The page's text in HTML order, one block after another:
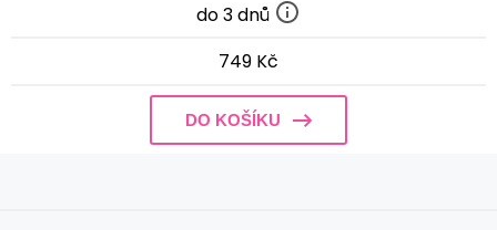
do 3 dnů
749 Kč
DO KOŠÍKU